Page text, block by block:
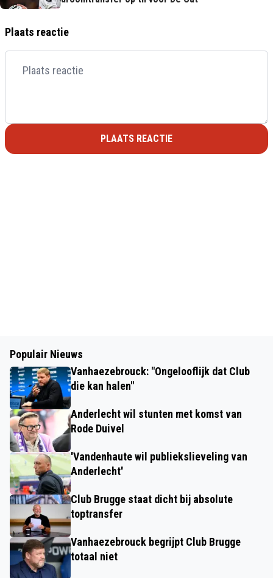
Plaats reactie
PLAATS REACTIE
Populair Nieuws
Vanhaezebrouck: "Ongelooflijk dat Club
die kan halen"
Anderlecht wil stunten met komst van
Rode Duivel
'Vandenhaute wil publiekslieveling van
Anderlecht'
Club Brugge staat dicht bij absolute
toptransfer
Vanhaezebrouck begrijpt Club Brugge
totaal niet